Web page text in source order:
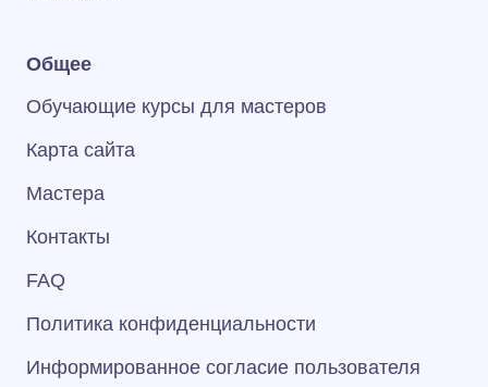
Общее
Обучающие курсы для мастеров
Карта сайта
Мастера
Контакты
FAQ
Политика конфиденциальности
Информированное согласие пользователя